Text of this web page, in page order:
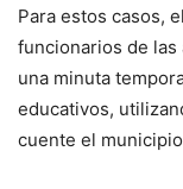
Para estos casos,
funcionarios de las
una minuta
educativos,
cuente el